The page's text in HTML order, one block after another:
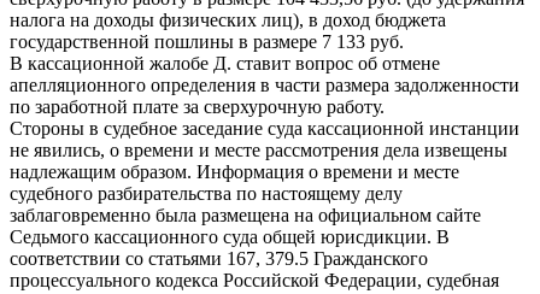
налога на доходы физических лиц), в доход бюджета
государственной пошлины в размере 7 133 руб.
В кассационной жалобе Д. ставит вопрос об отмене
апелляционного определения в части размера задолженности
по заработной плате за сверхурочную работу.
Стороны в судебное заседание суда кассационной инстанции
не явились, о времени и месте рассмотрения дела извещены
надлежащим образом. Информация о времени и месте
судебного разбирательства по настоящему делу
заблаговременно была размещена на официальном сайте
Седьмого кассационного суда общей юрисдикции. В
соответствии со статьями 167, 379.5 Гражданского
процессуального кодекса Российской Федерации, судебная